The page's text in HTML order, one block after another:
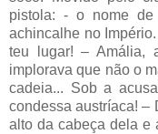
pistola: - o nome
achincalhe no
teu lugar! – Amália,
implorava que não o
cadeia... Sob a
condessa austríaca! –
alto da cabeça dela e